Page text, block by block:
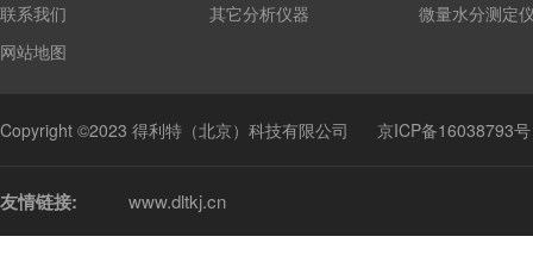
联系我们
网站地图
其它分析仪器
微量水分测定
Copyright ©2023 得利特（北京）科技有限公司 京ICP备16038793号
友情链接: www.dltkj.cn